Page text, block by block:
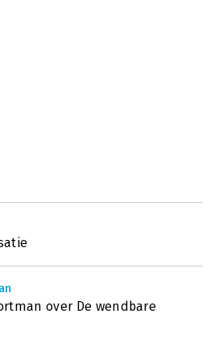
over De wendbare